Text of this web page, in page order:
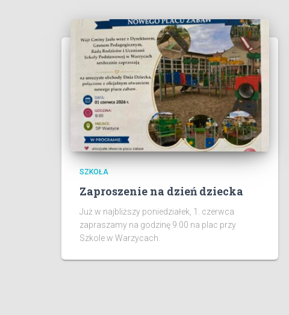
SZKOŁA
Zaproszenie na dzień dziecka
Już w najbliższy poniedziałek, 1. czerwca
zapraszamy na godzinę 9:00 na plac przy
Szkole w Warzycach.